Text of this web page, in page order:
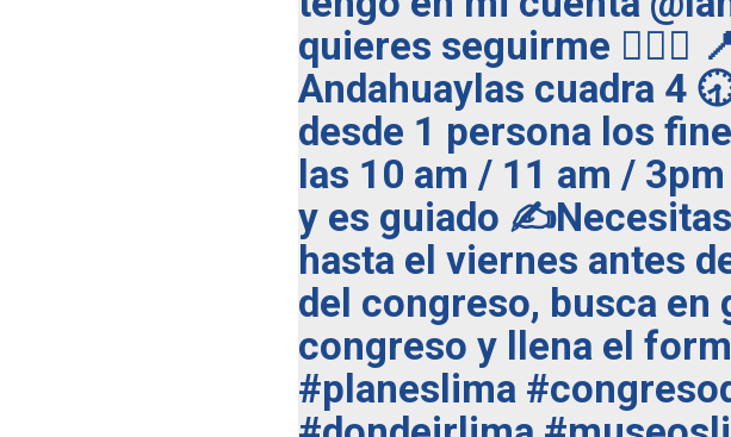
quieres seguirme 🙋🏻‍♀️
Andahuaylas cuadra 4
desde 1 persona los
las 10 am / 11 am /
y es guiado
hasta el viernes antes
del congreso, busca en
congreso y llena el
#planeslima